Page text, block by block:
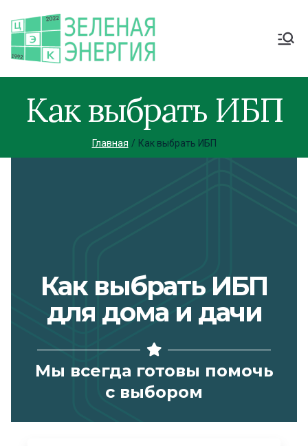
Как выбрать ИБП
Главная Как выбрать ИБП
Как выбрать ИБП
для дома и дачи
Мы всегда готовы помочь
с выбором